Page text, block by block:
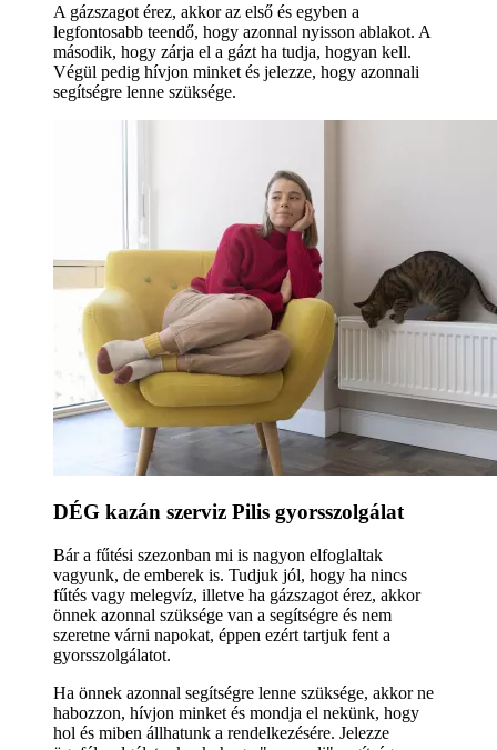
A gázszagot érez, akkor az első és egyben a
legfontosabb teendő, hogy azonnal nyisson ablakot. A
második, hogy zárja el a gázt ha tudja, hogyan kell.
Végül pedig hívjon minket és jelezze, hogy azonnali
segítségre lenne szüksége.
DÉG kazán szerviz Pilis gyorsszolgálat
Bár a fűtési szezonban mi is nagyon elfoglaltak
vagyunk, de emberek is. Tudjuk jól, hogy ha nincs
fűtés vagy melegvíz, illetve ha gázszagot érez, akkor
önnek azonnal szüksége van a segítségre és nem
szeretne várni napokat, éppen ezért tartjuk fent a
gyorsszolgálatot.
Ha önnek azonnal segítségre lenne szüksége, akkor ne
habozzon, hívjon minket és mondja el nekünk, hogy
hol és miben állhatunk a rendelkezésére. Jelezze